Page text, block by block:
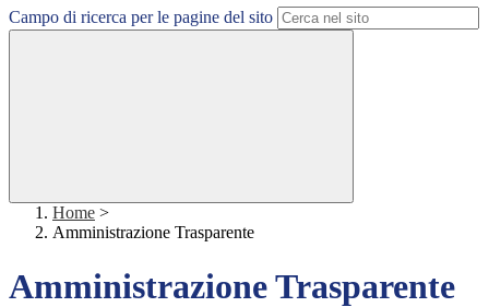
Campo di ricerca per le pagine del sito
Home >
Amministrazione Trasparente
Amministrazione Trasparente